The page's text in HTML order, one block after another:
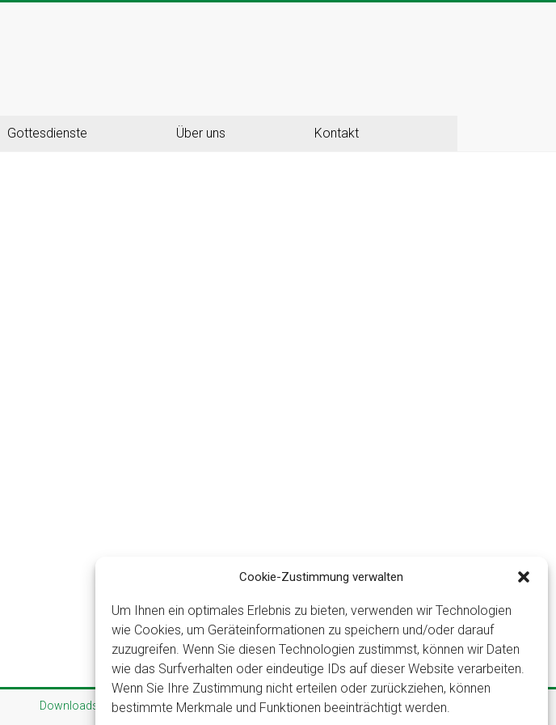
Cookie-Zustimmung verwalten
Um Ihnen ein optimales Erlebnis zu bieten, verwenden wir Technologien
wie Cookies, um Geräteinformationen zu speichern und/oder darauf
zuzugreifen. Wenn Sie diesen Technologien zustimmst, können wir Daten
wie das Surfverhalten oder eindeutige IDs auf dieser Website verarbeiten.
Wenn Sie Ihre Zustimmung nicht erteilen oder zurückziehen, können
bestimmte Merkmale und Funktionen beeinträchtigt werden.
Gottesdienste Über uns Kontakt
Downloads Links Impressum Datenschutz Für Menschen mit Behinderung